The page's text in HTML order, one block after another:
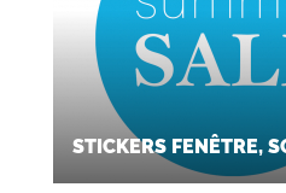
STICKERS FENÊTRE,